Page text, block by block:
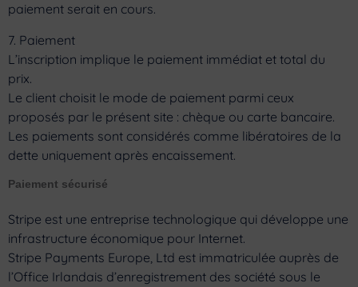
paiement serait en cours.
7. Paiement
L’inscription implique le paiement immédiat et total du
prix.
Le client choisit le mode de paiement parmi ceux
proposés par le présent site : chèque ou carte bancaire.
Les paiements sont considérés comme libératoires de la
dette uniquement après encaissement.
Paiement sécurisé
Stripe est une entreprise technologique qui développe une
infrastructure économique pour Internet.
Stripe Payments Europe, Ltd est immatriculée auprès de
l’Office Irlandais d’enregistrement des société sous le